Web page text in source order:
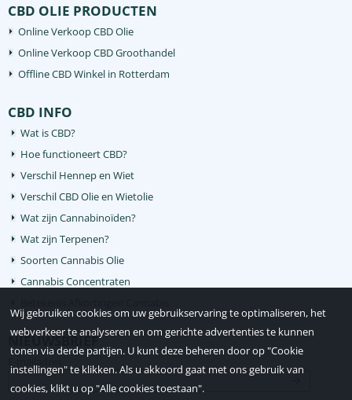
CBD OLIE PRODUCTEN
Online Verkoop CBD Olie
Online Verkoop CBD Groothandel
Offline CBD Winkel in Rotterdam
CBD INFO
Wat is CBD?
Hoe functioneert CBD?
Verschil Hennep en Wiet
Verschil CBD Olie en Wietolie
Wat zijn Cannabinoïden?
Wat zijn Terpenen?
Soorten Cannabis Olie
Cannabis Concentraten
NIEUWSBRIEF
Vul je e-mailadres in voor de nieuwsbrief
Wij gebruiken cookies om uw gebruikservaring te optimaliseren, het
webverkeer te analyseren en om gerichte advertenties te kunnen
tonen via derde partijen. U kunt deze beheren door op "Cookie
instellingen" te klikken. Als u akkoord gaat met ons gebruik van
cookies, klikt u op "Alle cookies toestaan".